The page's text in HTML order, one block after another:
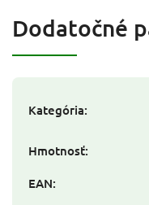
Dodatočné
Kategória:
Hmotnosť:
EAN: